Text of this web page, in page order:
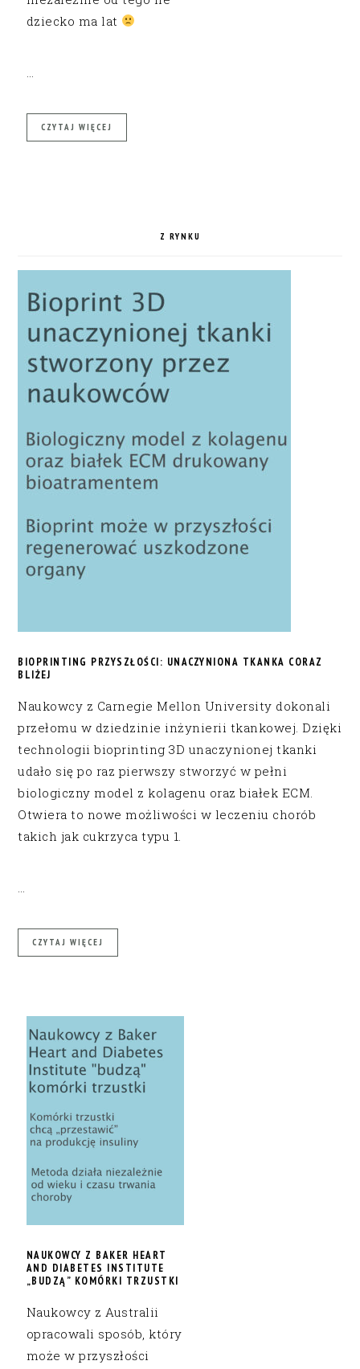
dziecko ma lat
CZYTAJ WIĘCEJ
Z RYNKU
BIOPRINTING PRZYSZŁOŚCI: UNACZYNIONA TKANKA CORAZ
BLIŻEJ
Naukowcy z Carnegie Mellon University dokonali
przełomu w dziedzinie inżynierii tkankowej. Dzięki
technologii bioprinting 3D unaczynionej tkanki
udało się po raz pierwszy stworzyć w pełni
biologiczny model z kolagenu oraz białek ECM.
Otwiera to nowe możliwości w leczeniu chorób
takich jak cukrzyca typu 1.
CZYTAJ WIĘCEJ
NAUKOWCY Z BAKER HEART
AND DIABETES INSTITUTE
„BUDZĄ” KOMÓRKI TRZUSTKI
Naukowcy z Australii
opracowali sposób, który
może w przyszłości